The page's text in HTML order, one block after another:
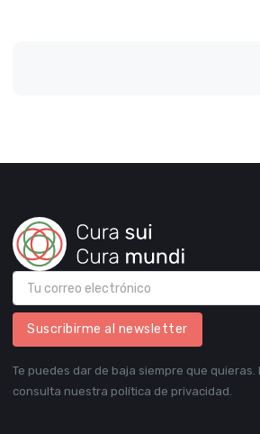
Suscribirme al newsletter
Te puedes dar de baja siempre que
consulta nuestra política de privacidad.